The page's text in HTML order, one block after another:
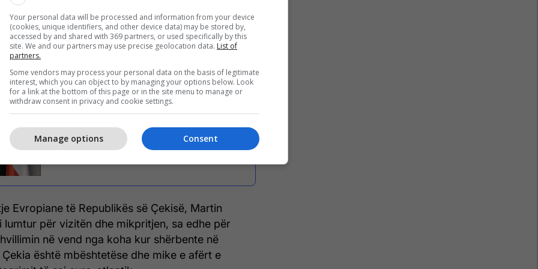
ministrin çek me zhvillimet e fundit, progresin
edhe sipas raporteve ndërkombëtare,
indikatorët ekonomikë, arritjet dhe politikat
dhe e fushat me prioritet të këtij vitit e të cilat
ndarjet buxhetore për 2024.
Kosovës në BE është i lidhur
ngushtë me dialogun
Evropiane të Republikës së Çekisë, Martin
lumtur për vizitën dhe mikpritjen, sa edhe për
në vend nga koha kur shërbente në
është mbështetëse dhe mike e afërt e
Your personal data will be processed and information from your device
(cookies, unique identifiers, and other device data) may be stored by,
accessed by and shared with 369 partners, or used specifically by this
site. We and our partners may use precise geolocation data. List of
partners.
Some vendors may process your personal data on the basis of legitimate
interest, which you can object to by managing your options below. Look
for a link at the bottom of this page or in the site menu to manage or
withdraw consent in privacy and cookie settings.
Consent
Manage options